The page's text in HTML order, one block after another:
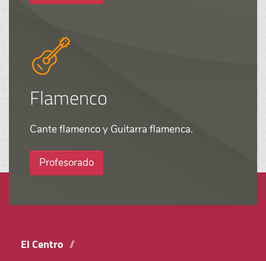
Flamenco
Cante flamenco y Guitarra flamenca.
Profesorado
El Centro